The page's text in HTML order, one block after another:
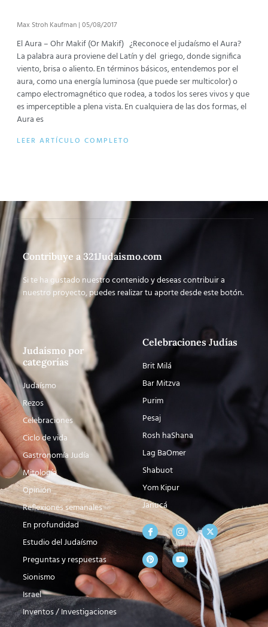
Max Stroh Kaufman 05/08/2017
El Aura – Ohr Makif (Or Makif) ¿Reconoce el judaísmo el Aura?
La palabra aura proviene del Latín y del griego, donde significa
viento, brisa o aliento. En términos básicos, entendemos por el
aura, como una energía luminosa (que puede ser multicolor) o
campo electromagnético que rodea, a todos los seres vivos y que
es imperceptible a plena vista. En cualquiera de las dos formas, el
Aura es
LEER ARTÍCULO COMPLETO
Contribuye a 321Judaismo.com
Si te ha gustado nuestro contenido y deseas contribuir a
nuestro proyecto, puedes realizar tu aporte desde este botón.
Judaísmo por
categorías
Judaísmo
Rezos
Celebraciones
Ciclo de vida
Gastronomía Judía
Mitología
Opinión
Reflexiones semanales
En profundidad
Estudio del Judaísmo
Preguntas y respuestas
Sionismo
Israel
Inventos / Investigaciones
Celebraciones Judías
Brit Milá
Bar Mitzva
Purim
Pesaj
Rosh haShana
Lag BaOmer
Shabuot
Yom Kipur
Janucá